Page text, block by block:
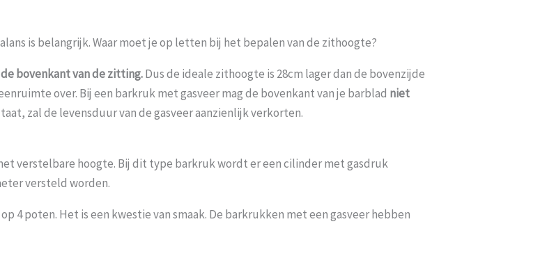
is belangrijk. Waar moet je op letten bij het bepalen van de zithoogte?
bovenkant van de zitting.Dus de ideale zithoogte is 28cm lager dan de bovenzijde
over. Bij een barkruk met gasveer mag de bovenkant van je barblad niet
zal de levensduur van de gasveer aanzienlijk verkorten.
verstelbare hoogte. Bij dit type barkruk wordt er een cilinder met gasdruk
versteld worden.
4 poten. Het is een kwestie van smaak. De barkrukken met een gasveer hebben